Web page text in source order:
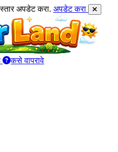
अपडेट करा. अपडेट करा
कसे वापरावे